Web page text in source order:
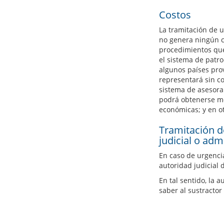
Costos
La tramitación de
no genera ningún
procedimientos
el sistema de
algunos países
representará sin
sistema de
podrá obtenerse
económicas; y en
Tramitación
judicial o
En caso de
autoridad judicial
En tal sentido, la
saber al